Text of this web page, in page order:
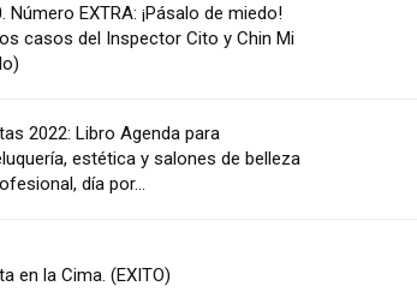
Número EXTRA: ¡Pásalo de miedo!
casos del Inspector Cito y Chin Mi
2022: Libro Agenda para
estética y salones de belleza
día por...
en la Cima. (EXITO)